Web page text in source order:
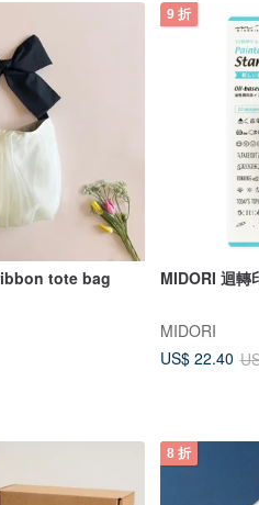
tote bag
9 折
MIDORI 迴轉
MIDORI
US$ 22.40
8 折